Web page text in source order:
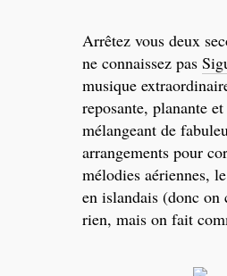
Arrêtez vous deux
ne connaissez pas
musique
reposante, planante
mélangeant de
arrangements pour
mélodies aériennes,
en islandais (donc on
rien, mais on fait